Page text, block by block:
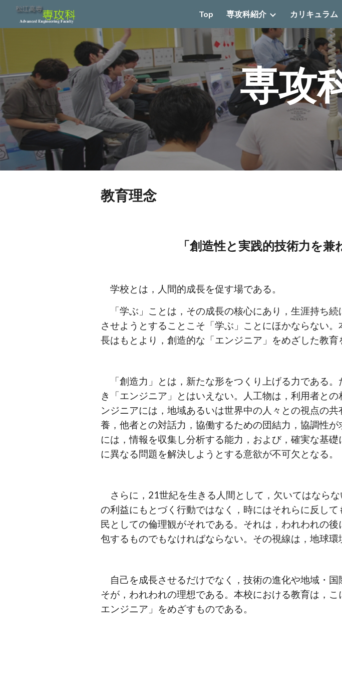
Skip to main content
Top 専攻科紹介 カリキュラム
専攻
教育理念
「創造性と実践的技術力を
学校とは，人間的成長を促す場である。
「学ぶ」ことは，その成長の核心にあり，生涯持ち
させようとすることこそ「学ぶ」ことにほかならない
長はもとより，創造的な「エンジニア」をめざした教育
「創造力」とは，新たな形をつくり上げる力である
き「エンジニア」とはいえない。人工物は，利用者と
ンジニアには，地域あるいは世界中の人々との視点の
養，他者との対話力，協働するための団結力，協調性
には，情報を収集し分析する能力，および，確実な基
に異なる問題を解決しようとする意欲が不可欠となる。
さらに，21世紀を生きる人間として，欠いてはなら
の利益にもとづく行動ではなく，時にはそれらに反し
民としての倫理観がそれである。それは，われわれの
包するものでもなければならない。その視線は，地球環
自己を成長させるだけでなく，技術の進化や地域・
そが，われわれの理想である。本校における教育は，
エンジニア」をめざすものである。